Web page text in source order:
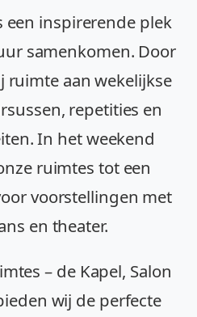
een inspirerende plek
samenkomen. Door
ruimte aan wekelijkse
repetities en
In het weekend
ruimtes tot een
voorstellingen met
en theater.
– de Kapel, Salon
wij de perfecte